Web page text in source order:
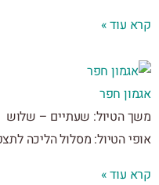
עוד »
חפר
הטיול: שעתיים – שלוש
הטיול: מסלול הליכה לתצפית
עוד »
1. בכל שנה נשלחים 3